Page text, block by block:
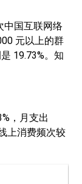
中国互联网络
元以上的群
19.73%。知
，月支出
上消费频次较